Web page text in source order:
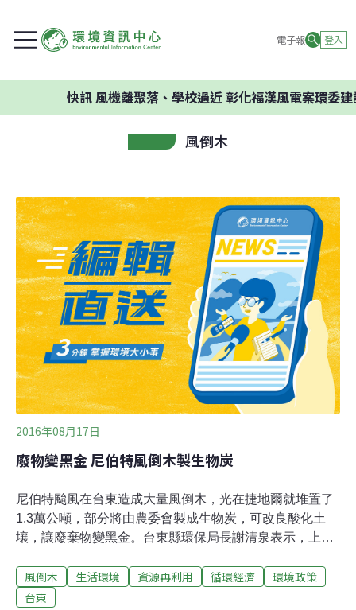
電子報 登入
風機離聚落、學校過近 彰化福漢風電案環委建議不
風倒木
2016年08月17日
廢物變黑金 尼伯特風倒木製生物炭
尼伯特颱風在台東造成大量風倒木，光在捷地爾就堆置了
1.3萬公噸，部分將由農委會製成生物炭，可改良酸化土
壤，讓廢棄物變黑金。台東縣環保局長謝清泉表示，上週
處理，一種方法是自購破碎機，另種是委託廠商施作，兩
種都在評估中，也已向廠商比價，希望在年底前處理完
風倒木 生活環境 資源再利用 循環經濟
環境政策
台東